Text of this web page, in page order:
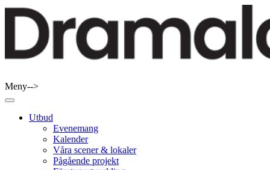
Skip
Meny-->
Utbud
Evenemang
Kalender
Våra scener & lokaler
Pågående projekt